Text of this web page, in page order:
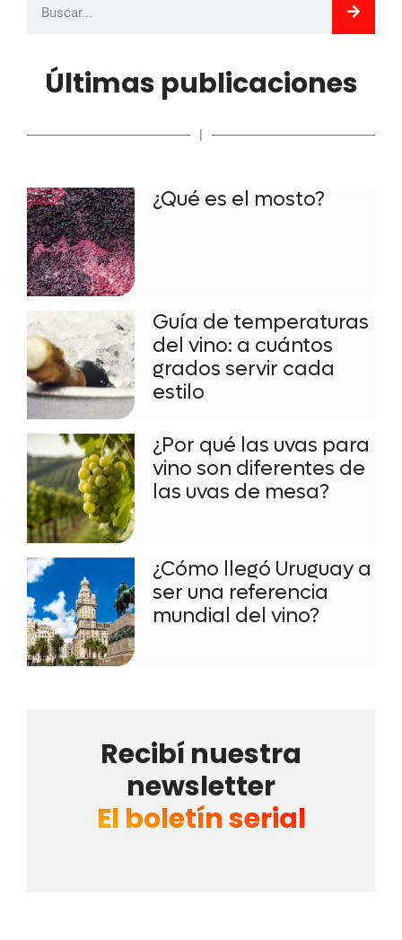
Últimas publicaciones
|
¿Qué es el mosto?
Guía de temperaturas
del vino: a cuántos
grados servir cada
estilo
¿Por qué las uvas para
vino son diferentes de
las uvas de mesa?
¿Cómo llegó Uruguay a
ser una referencia
mundial del vino?
Recibí nuestra
newsletter
El boletín serial